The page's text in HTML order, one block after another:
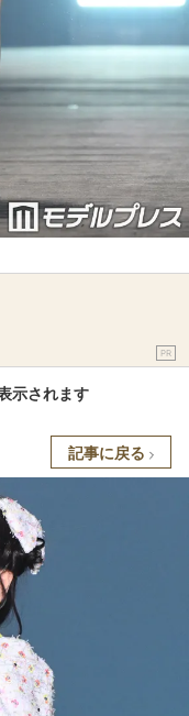
PR
示されます
記事に戻る